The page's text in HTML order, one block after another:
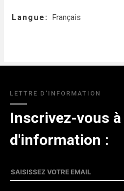
Langue Français
LETTRE D'INFORMATION
Inscrivez-vous
d'information :